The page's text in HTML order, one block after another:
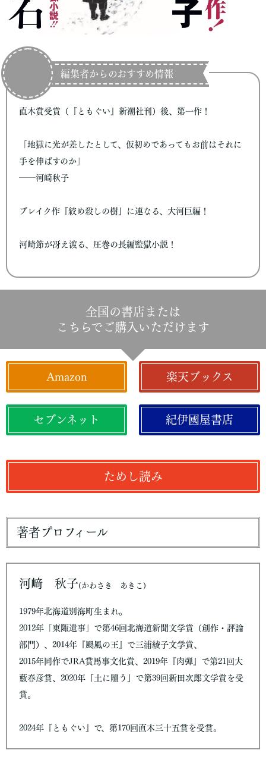
編集者からのおすすめ情報
直木賞受賞（『ともぐい』新潮社刊）後、第一作！
「地獄に光が差したとして、仮初めであってもお前はそれに
手を伸ばすのか」
――河崎秋子
ブレイク作『絞め殺しの樹』に連なる、大河巨編！
河崎節が冴え渡る、圧巻の長編監獄小説！
全国の書店または
こちらでご購入いただけます
Amazon 楽天ブックス
セブンネット 紀伊國屋書店
ためし読み
著者プロフィール
河﨑 秋子(かわさき あきこ)
1979年北海道別海町生まれ。
2012年「東陬遺事」で第46回北海道新聞文学賞（創作・評論
部門）、2014年『颶風の王』で三浦綾子文学賞、
2015年同作でJRA賞馬事文化賞、2019年『肉弾』で第21回大
藪春彦賞、2020年『土に贖う』で第39回新田次郎文学賞を受
賞。
2024年『ともぐい』で、第170回直木三十五賞を受賞。